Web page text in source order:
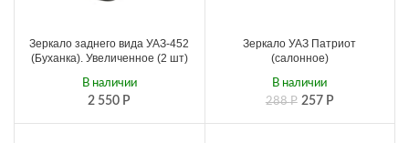
Зеркало заднего вида УАЗ-452
(Буханка). Увеличенное (2 шт)
2 550 Р
В наличии
Зеркало УАЗ Патриот
(салонное)
288Р 257 Р
В наличии